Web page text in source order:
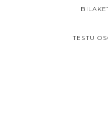
TESTU